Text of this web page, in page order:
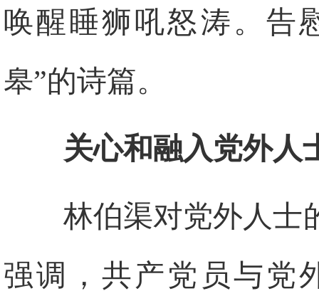
唤醒睡狮吼怒涛。告
皋”的诗篇。
关心和融入党外人
林伯渠对党外人士
强调，共产党员与党